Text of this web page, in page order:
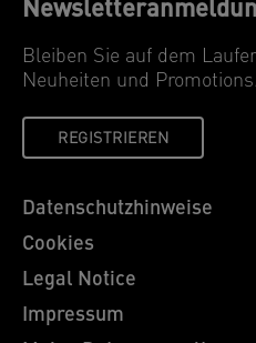
Bleiben Sie auf dem
Neuheiten und Promotions.
REGISTRIEREN
Datenschutzhinweise
Cookies
Legal Notice
Impressum